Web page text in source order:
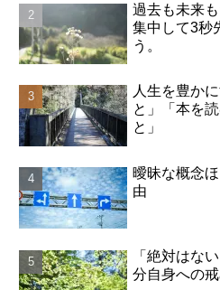
過去も未来
集中して3秒
う。
人生を豊か
と」「本を
と」
曖昧な概念
由
「絶対はな
分自身への